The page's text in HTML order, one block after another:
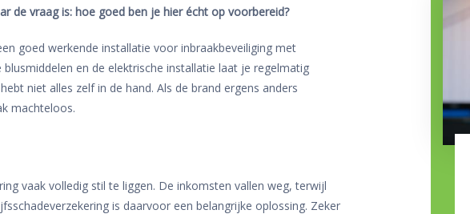
de vraag is: hoe goed ben je hier écht op voorbereid?
goed werkende installatie voor inbraakbeveiliging met
en de elektrische installatie laat je regelmatig
niet alles zelf in de hand. Als de brand ergens anders
machteloos.
vaak volledig stil te liggen. De inkomsten vallen weg, terwijl
is daarvoor een belangrijke oplossing. Zeker